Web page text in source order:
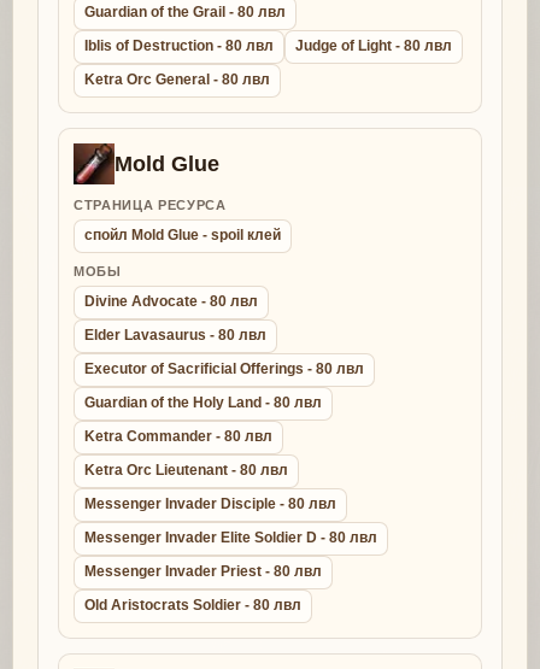
Guardian of the Grail - 80 лвл
Iblis of Destruction - 80 лвл
Judge of Light - 80 лвл
Ketra Orc General - 80 лвл
Mold Glue
СТРАНИЦА РЕСУРСА
спойл Mold Glue - spoil клей
МОБЫ
Divine Advocate - 80 лвл
Elder Lavasaurus - 80 лвл
Executor of Sacrificial Offerings - 80 лвл
Guardian of the Holy Land - 80 лвл
Ketra Commander - 80 лвл
Ketra Orc Lieutenant - 80 лвл
Messenger Invader Disciple - 80 лвл
Messenger Invader Elite Soldier D - 80 лвл
Messenger Invader Priest - 80 лвл
Old Aristocrats Soldier - 80 лвл